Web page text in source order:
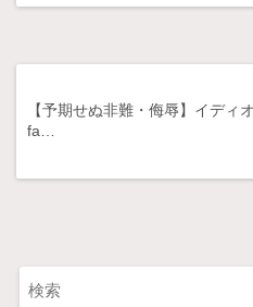
【予期せぬ非難・侮辱】イディ
fa…